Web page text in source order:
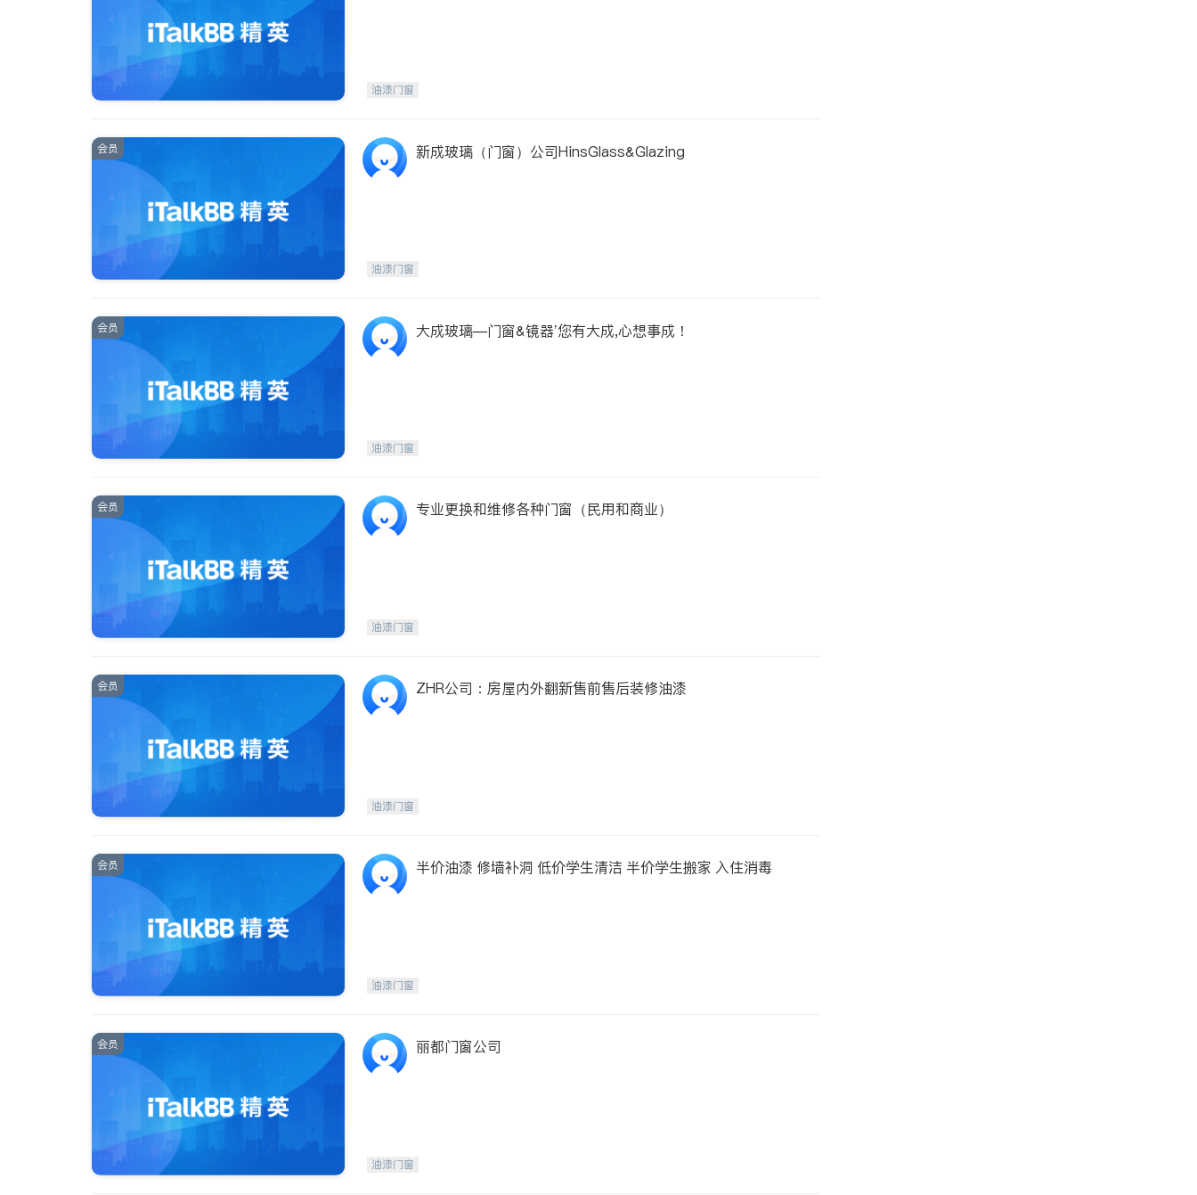
油漆门窗
会员 新成玻璃（门窗）公司HinsGlass&Glazing
油漆门窗
会员 大成玻璃—门窗&镜器’您有大成,心想事成！
油漆门窗
会员 专业更换和维修各种门窗（民用和商业）
油漆门窗
会员 ZHR公司：房屋内外翻新售前售后装修油漆
油漆门窗
会员 半价油漆 修墙补洞 低价学生清洁 半价学生搬家 入住消毒
油漆门窗
会员 丽都门窗公司
油漆门窗